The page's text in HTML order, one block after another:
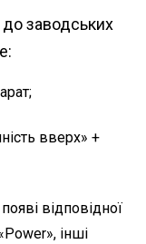
заводських
вверх» +
відповідної
інші